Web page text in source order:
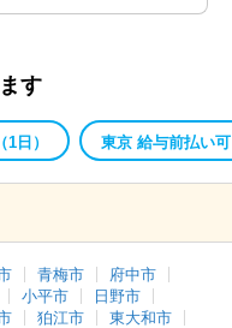
す
日） 東京 給与前払い可
青梅市
府中市
小平市
日野市
狛江市
東大和市